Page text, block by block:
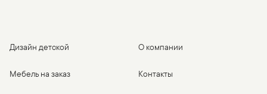
Дизайн детской
Мебель на заказ
О компании
Контакты